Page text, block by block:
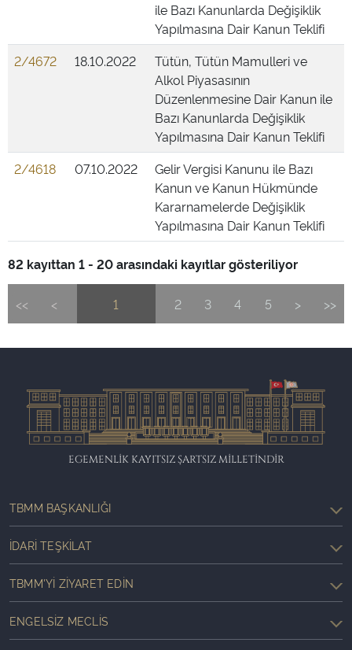
ile Bazı Kanunlarda Değişiklik
Yapılmasına Dair Kanun Teklifi
2/4672
18.10.2022
Tütün, Tütün Mamulleri ve
Alkol Piyasasının
Düzenlenmesine Dair Kanun ile
Bazı Kanunlarda Değişiklik
Yapılmasına Dair Kanun Teklifi
2/4618
07.10.2022
Gelir Vergisi Kanunu ile Bazı
Kanun ve Kanun Hükmünde
Kararnamelerde Değişiklik
Yapılmasına Dair Kanun Teklifi
82 kayıttan 1 - 20 arasındaki kayıtlar gösteriliyor
<< < 1 2 3 4 5 > >>
EGEMENLİK KAYITSIZ ŞARTSIZ MİLLETİNDİR
TBMM BAŞKANLIĞI
İDARI TEŞKILAT
TBMM'YI ZIYARET EDIN
ENGELSIZ MECLIS